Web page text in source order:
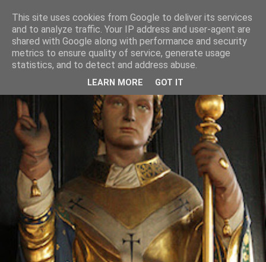
This site uses cookies from Google to deliver its services
and to analyze traffic. Your IP address and user-agent are
shared with Google along with performance and security
metrics to ensure quality of service, generate usage
statistics, and to detect and address abuse.
LEARN MORE GOT IT